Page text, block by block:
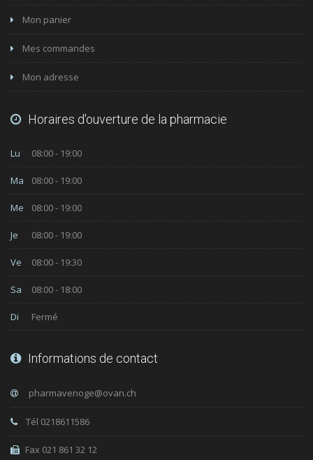
Mon panier
Mes commandes
Mon adresse
Horaires d'ouverture de la pharmacie
Lu 08:00 - 19:00
Ma 08:00 - 19:00
Me 08:00 - 19:00
Je 08:00 - 19:00
Ve 08:00 - 19:30
Sa 08:00 - 18:00
Di Fermé
Informations de contact
Tél 0218611586
Fax 021 861 32 12